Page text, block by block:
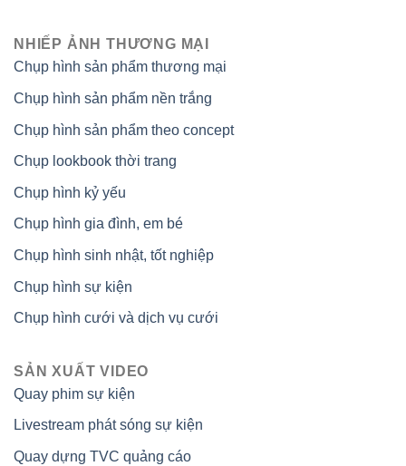
NHIẾP ẢNH THƯƠNG MẠI
Chụp hình sản phẩm thương mại
Chụp hình sản phẩm nền trắng
Chụp hình sản phẩm theo concept
Chụp lookbook thời trang
Chụp hình kỷ yếu
Chụp hình gia đình, em bé
Chụp hình sinh nhật, tốt nghiệp
Chụp hình sự kiện
Chụp hình cưới và dịch vụ cưới
SẢN XUẤT VIDEO
Quay phim sự kiện
Livestream phát sóng sự kiện
Quay dựng TVC quảng cáo